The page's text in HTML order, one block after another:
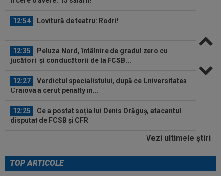
12:54 Lovitură de teatru: Rodri!
12:35
Peluza Nord, întâlnire de gradul zero cu
jucătorii și conducătorii de la FCSB...
12:27
Verdictul specialistului, după ce Universitatea
Craiova a cerut penalty în...
12:25
Ce a postat soția lui Denis Drăguș, atacantul
disputat de FCSB și CFR
Real Madrid s-a reorientat după refuzul lui
11:52
O echipă din SuperLiga, gata să se mute pe un
Vezi ultimele ştiri
TOP ARTICOLE